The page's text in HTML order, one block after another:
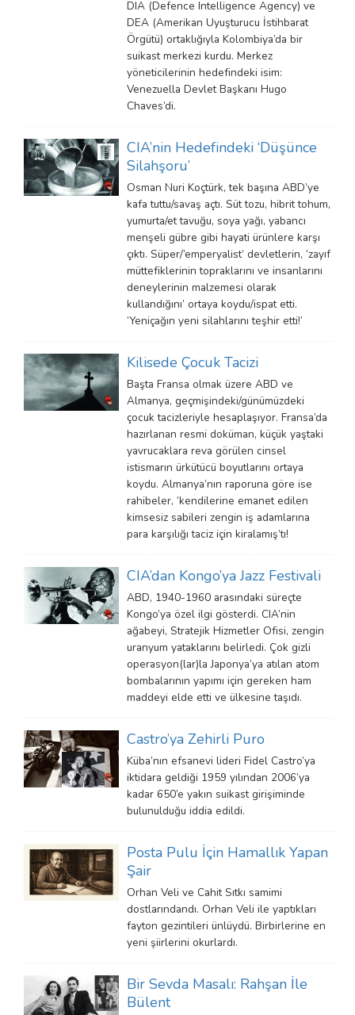
DIA (Defence Intelligence Agency) ve
DEA (Amerikan Uyuşturucu İstihbarat
Örgütü) ortaklığıyla Kolombiya’da bir
suikast merkezi kurdu. Merkez
yöneticilerinin hedefindeki isim:
Venezuella Devlet Başkanı Hugo
Chaves’di.
CIA’nin Hedefindeki ‘Düşünce
Silahşoru’
Osman Nuri Koçtürk, tek başına ABD’ye
kafa tuttu/savaş açtı. Süt tozu, hibrit tohum,
yumurta/et tavuğu, soya yağı, yabancı
menşeli gübre gibi hayati ürünlere karşı
çıktı. Süper/’emperyalist’ devletlerin, ‘zayıf
müttefiklerinin topraklarını ve insanlarını
deneylerinin malzemesi olarak
kullandığını’ ortaya koydu/ispat etti.
‘Yeniçağın yeni silahlarını teşhir etti!’
Kilisede Çocuk Tacizi
Başta Fransa olmak üzere ABD ve
Almanya, geçmişindeki/günümüzdeki
çocuk tacizleriyle hesaplaşıyor. Fransa’da
hazırlanan resmi doküman, küçük yaştaki
yavrucaklara reva görülen cinsel
istismarın ürkütücü boyutlarını ortaya
koydu. Almanya’nın raporuna göre ise
rahibeler, ‘kendilerine emanet edilen
kimsesiz sabileri zengin iş adamlarına
para karşılığı taciz için kiralamış’tı!
CIA’dan Kongo’ya Jazz Festivali
ABD, 1940-1960 arasındaki süreçte
Kongo’ya özel ilgi gösterdi. CIA’nin
ağabeyi, Stratejik Hizmetler Ofisi, zengin
uranyum yataklarını belirledi. Çok gizli
operasyon(lar)la Japonya’ya atılan atom
bombalarının yapımı için gereken ham
maddeyi elde etti ve ülkesine taşıdı.
Castro’ya Zehirli Puro
Küba’nın efsanevi lideri Fidel Castro’ya
iktidara geldiği 1959 yılından 2006’ya
kadar 650’e yakın suikast girişiminde
bulunulduğu iddia edildi.
Posta Pulu İçin Hamallık Yapan
Şair
Orhan Veli ve Cahit Sıtkı samimi
dostlarındandı. Orhan Veli ile yaptıkları
fayton gezintileri ünlüydü. Birbirlerine en
yeni şiirlerini okurlardı.
Bir Sevda Masalı: Rahşan İle
Bülent